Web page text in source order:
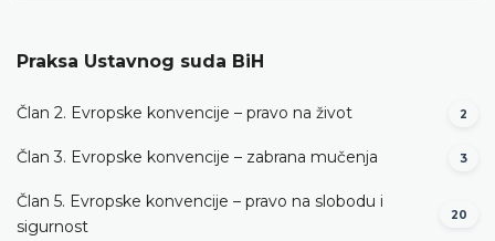
Praksa Ustavnog suda BiH
Član 2. Evropske konvencije – pravo na život 2
Član 3. Evropske konvencije – zabrana mučenja 3
Član 5. Evropske konvencije – pravo na slobodu i
sigurnost
20